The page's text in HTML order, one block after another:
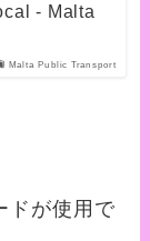
Malta Public Transport
- Malta
ドが使用で